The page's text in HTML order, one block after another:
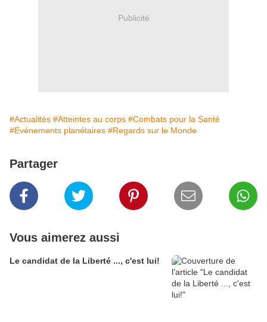
Publicité
#Actualités #Atteintes au corps #Combats pour la Santé
#Evénements planétaires #Regards sur le Monde
Partager
Vous aimerez aussi
Le candidat de la Liberté ..., c'est lui!